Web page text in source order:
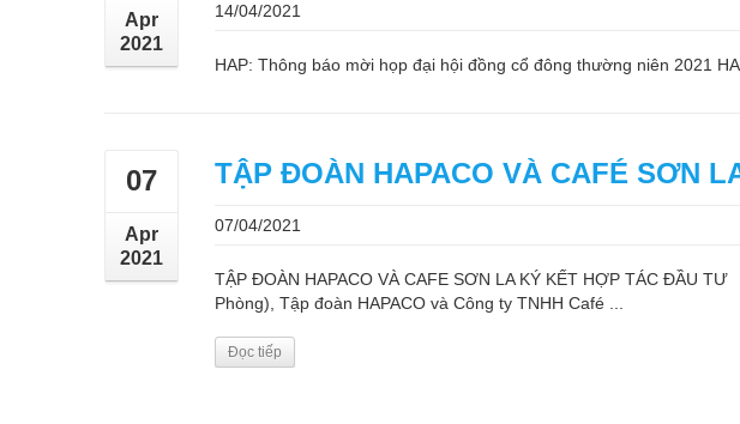
Apr
2021
14/04/2021
HAP: Thông báo mời họp đại hội đồng cổ đông thường niên 2021
07
Apr
2021
TẬP ĐOÀN HAPACO VÀ CAFÉ SƠN
07/04/2021
TẬP ĐOÀN HAPACO VÀ CAFE SƠN LA KÝ KẾT HỢP TÁC ĐẦU
Phòng), Tập đoàn HAPACO và Công ty TNHH Café ...
Đọc tiếp